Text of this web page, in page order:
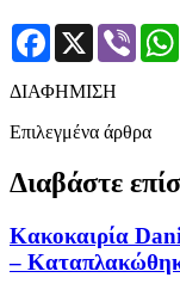
Facebook
X Viber
ΔΙΑΦΗΜΙΣΗ
Επιλεγμένα άρθρα
Διαβάστε
Κακοκαιρία
–